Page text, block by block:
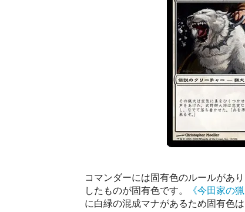
コマンダーには固有色のルールがあ
したものが固有色です。
《今田家の
に白緑の混成マナがあるため固有色は